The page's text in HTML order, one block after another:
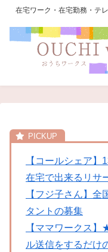
在宅ワーク・在宅勤務・テ
【コールシェア】
在宅で出来るリサ
【フジ子さん】
タントの募集
【ママワークス
ル送信をするだけ